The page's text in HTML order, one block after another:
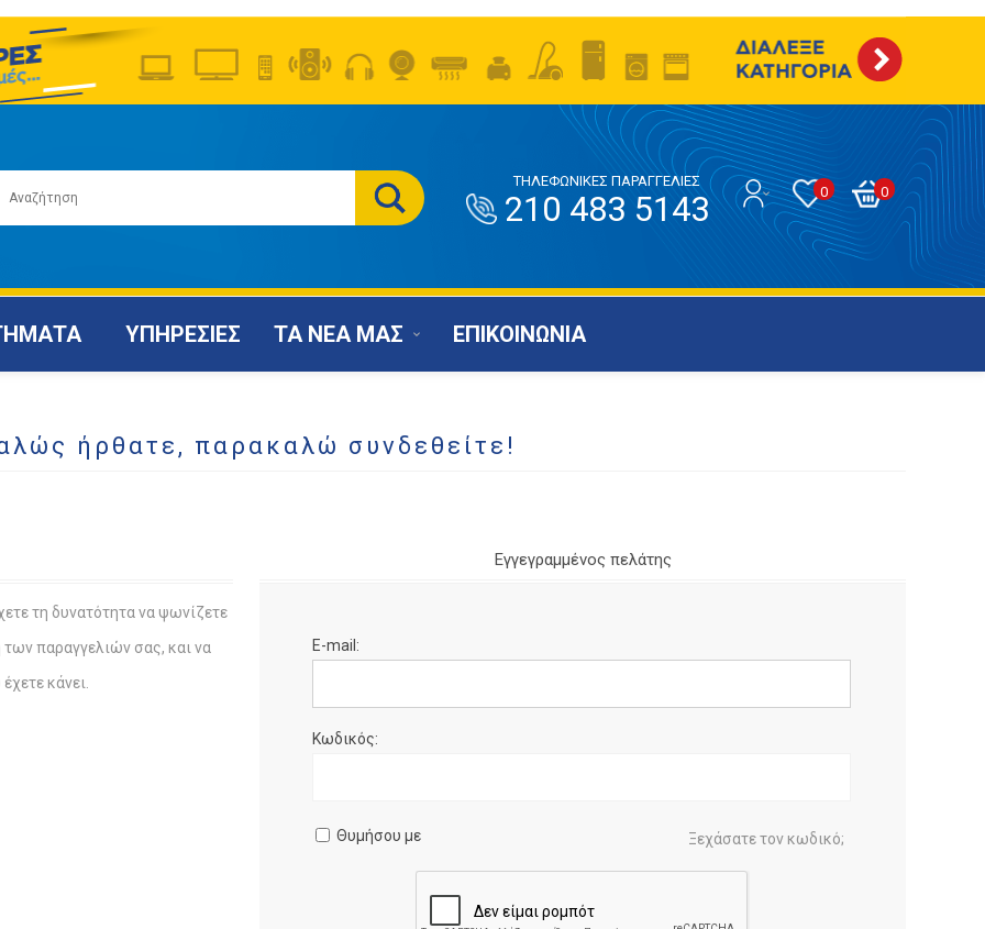
0
0
ΤΗΛΕΦΩΝΙΚΕΣ ΠΑΡΑΓΓΕΛΙΕΣ
210 483 5143
ΥΠΗΡΕΣΙΕΣ ΤΑ ΝΕΑ ΜΑΣ ΕΠΙΚΟΙΝΩΝΙΑ
ήρθατε, παρακαλώ συνδεθείτε!
τη δυνατότητα να ψωνίζετε
των παραγγελιών σας, και να
κάνει.
Εγγεγραμμένος πελάτης
E-mail:
Κωδικός:
Θυμήσου με Ξεχάσατε τον κωδικό;